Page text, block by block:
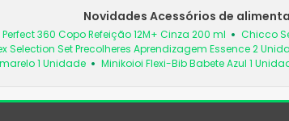
Novidades Acessórios de
360 Copo Refeição 12M+ Cinza 200 ml Chicco
Selection Set Precolheres Aprendizagem Essence 2
1 Unidade
Minikoioi Flexi-Bib Babete Azul 1